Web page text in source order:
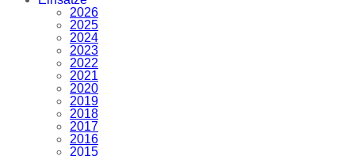
2026
2025
2024
2023
2022
2021
2020
2019
2018
2017
2016
2015